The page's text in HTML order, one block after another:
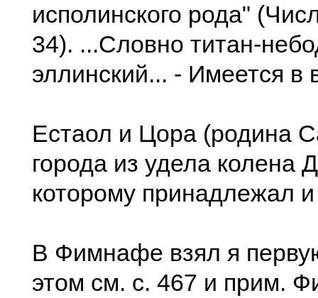
исполинского рода"
34). ...Словно титан-
эллинский... - Имеется в
Естаол и Цора (родина
города из удела колена
которому принадлежал
В Фимнафе взял я
этом см. с. 467 и прим.